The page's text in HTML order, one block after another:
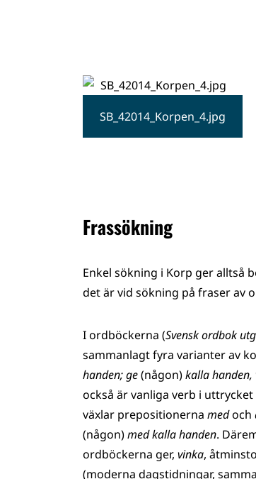
SB_42014_Korpen_4.jpg
Frassökning
Enkel sökning i Korp ger alltså
det är vid sökning på fraser av
I ordböckerna (Svensk ordbok
sammanlagt fyra varianter av
handen; ge(någon)kalla
också är vanliga verb i
växlar prepositionerna medoch
(någon)med kalla handen.
ordböckerna ger, vinka,
(moderna dagstidningar,